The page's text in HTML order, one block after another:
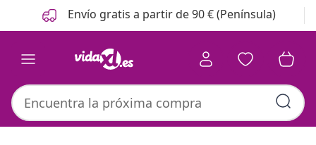
Anterior
Siguiente Envío gratis a partir de 90 € (Península)